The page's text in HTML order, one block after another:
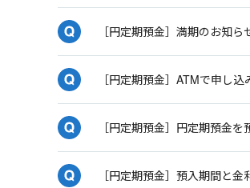
［円定期預金］満期のお知
［円定期預金］ATMで申し込
［円定期預金］円定期預金
［円定期預金］預入期間と金